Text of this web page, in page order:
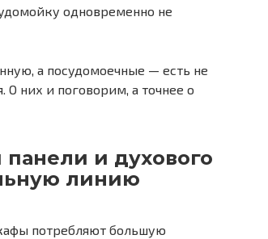
одновременно не
а посудомоечные — есть не
О них и поговорим, а точнее о
и духового
линию
потребляют большую